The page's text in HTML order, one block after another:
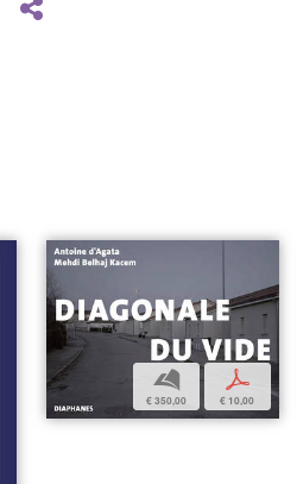
b
€ 350,00
p
€ 10,00